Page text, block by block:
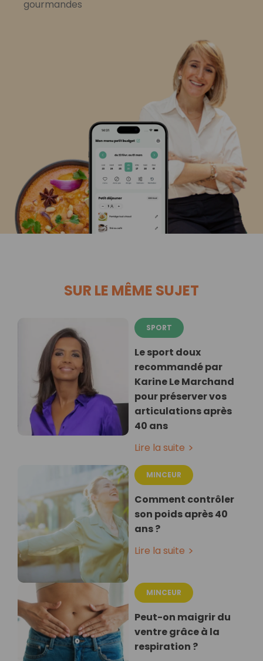
gourmandes
SUR LE MÊME SUJET
SPORT
Le sport doux
recommandé par
Karine Le Marchand
pour préserver vos
articulations après
40 ans
Lire la suite
MINCEUR
Comment contrôler
son poids après 40
ans ?
Lire la suite
MINCEUR
Peut-on maigrir du
ventre grâce à la
respiration ?